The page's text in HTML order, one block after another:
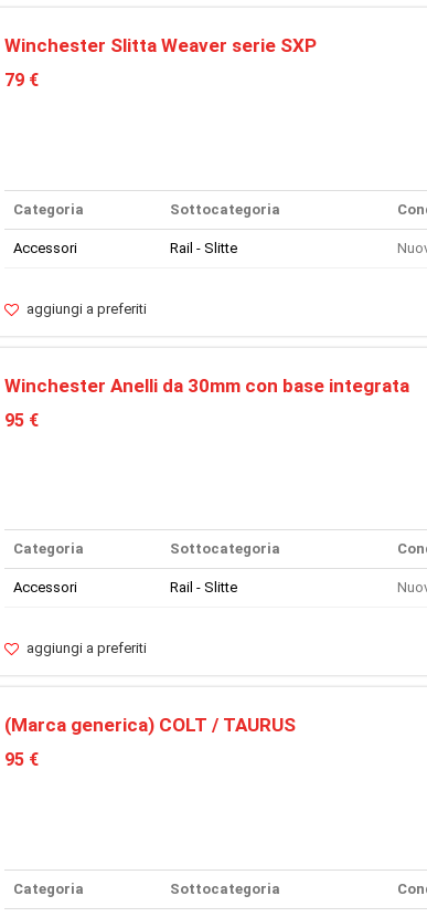
Winchester Slitta Weaver serie SXP
79 €
Categoria Sottocategoria
Accessori Rail - Slitte
aggiungi a preferiti
Winchester Anelli da 30mm con base integrata
95 €
Categoria Sottocategoria
Accessori Rail - Slitte
aggiungi a preferiti
(Marca generica) COLT / TAURUS
95 €
Categoria Sottocategoria